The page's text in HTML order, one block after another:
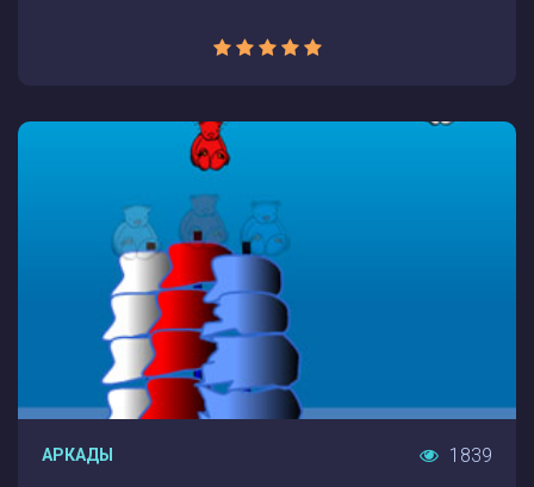
АРКАДЫ 1839